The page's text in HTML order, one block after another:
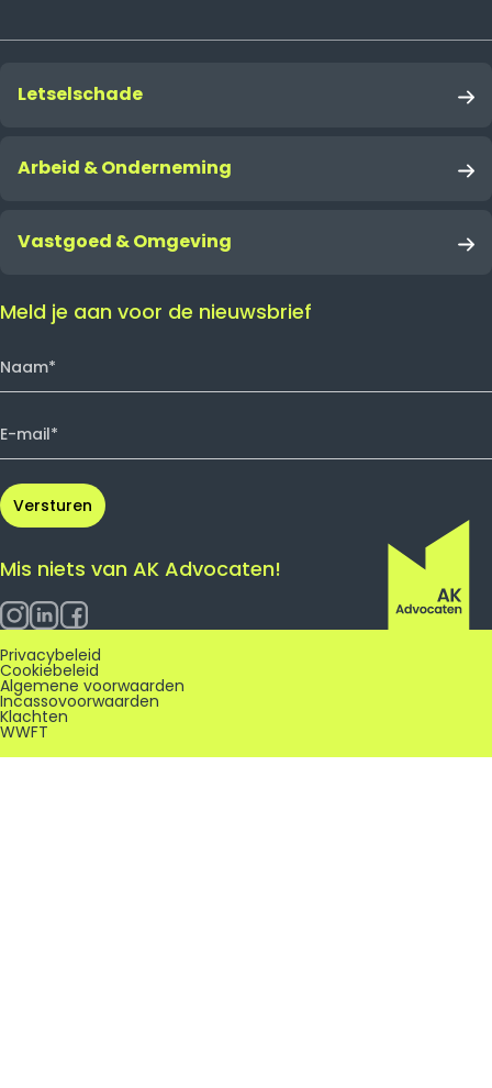
Letselschade
Arbeid & Onderneming
Vastgoed & Omgeving
Meld je aan voor de nieuwsbrief
Mis niets van AK Advocaten!
Privacybeleid
Cookiebeleid
Algemene voorwaarden
Incassovoorwaarden
Klachten
WWFT